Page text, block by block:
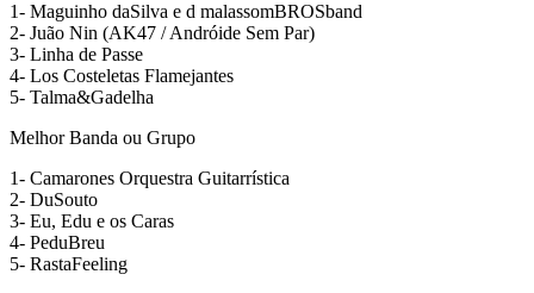
1- Maguinho daSilva e d malassomBROSband
2- Juão Nin (AK47 / Andróide Sem Par)
3- Linha de Passe
4- Los Costeletas Flamejantes
5- Talma&Gadelha
Melhor Banda ou Grupo
1- Camarones Orquestra Guitarrística
2- DuSouto
3- Eu, Edu e os Caras
4- PeduBreu
5- RastaFeeling